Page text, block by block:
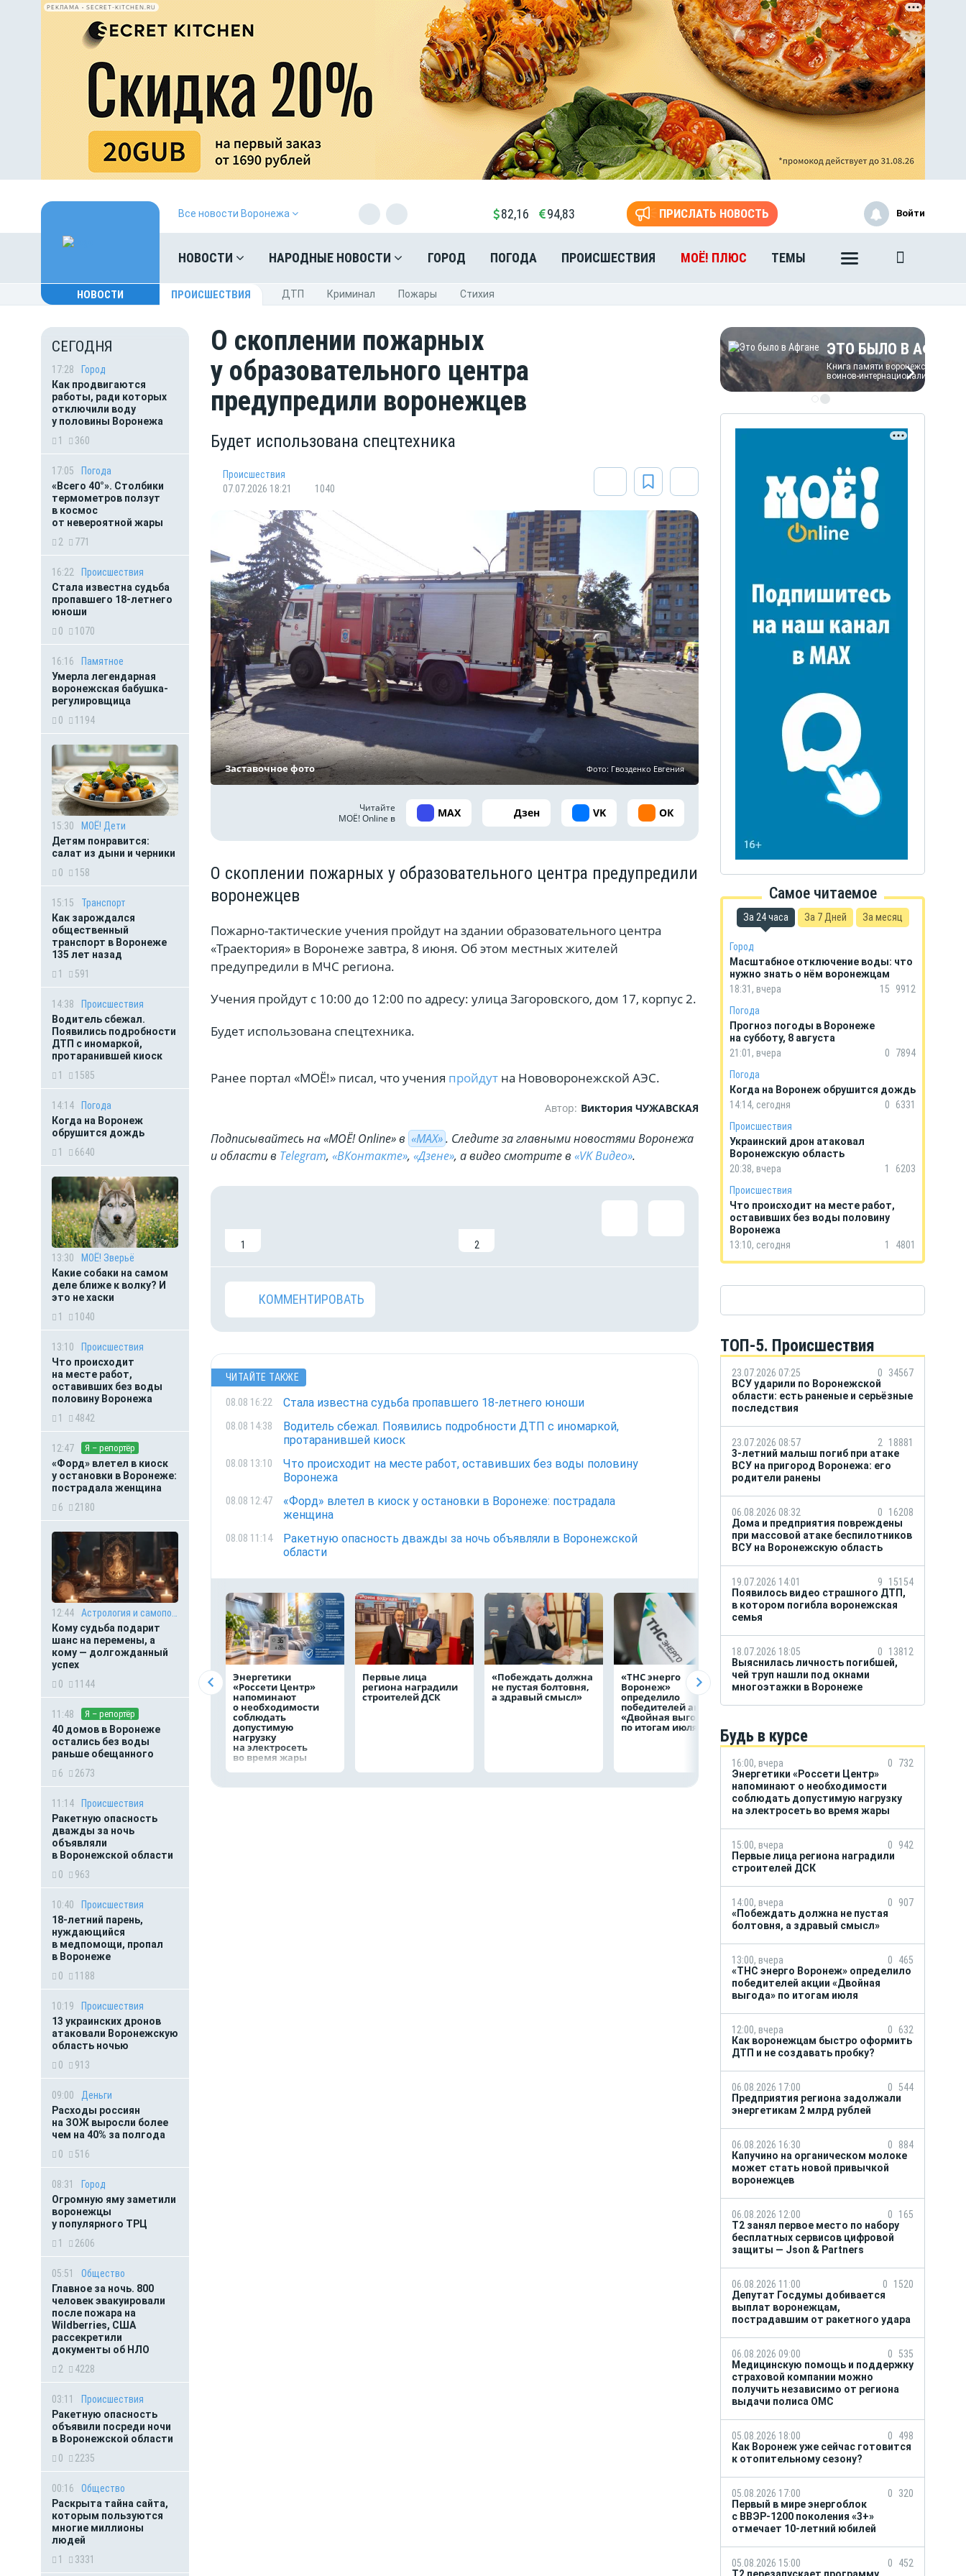
РЕКЛАМА • SECRET-KITCHEN.RU
Все новости Воронежа 82,16 94,83 ПРИСЛАТЬ НОВОСТЬ
НОВОСТИ НАРОДНЫЕ НОВОСТИ ГОРОД ПОГОДА ПРОИСШЕСТВИЯ МОЁ! ПЛЮС ТЕМЫ
Войти
НОВОСТИ ПРОИСШЕСТВИЯ ДТП Криминал Пожары Стихия
СЕГОДНЯ
17:28
Город
Как продвигаются
работы, ради которых
отключили воду
у половины Воронежа
1
360
17:05
Погода
«Всего 40°». Столбики
термометров ползут
в космос
от невероятной жары
2
771
16:22
Происшествия
Стала известна судьба
пропавшего 18-летнего
юноши
0
1070
16:16
Памятное
Умерла легендарная
воронежская бабушка-
регулировщица
0
1194
15:30
МОЁ! Дети
Детям понравится:
салат из дыни и черники
0
158
15:15
Транспорт
Как зарождался
общественный
транспорт в Воронеже
135 лет назад
1
591
14:38
Происшествия
Водитель сбежал.
Появились подробности
ДТП с иномаркой,
протаранившей киоск
1
1585
14:14
Погода
Когда на Воронеж
обрушится дождь
1
6640
13:30
МОЁ! Зверьё
Какие собаки на самом
деле ближе к волку? И
это не хаски
1
1040
13:10
Происшествия
Что происходит
на месте работ,
оставивших без воды
половину Воронежа
1
4842
12:47 Я – репортёр
«Форд» влетел в киоск
у остановки в Воронеже:
пострадала женщина
6
2180
12:44
Кому судьба подарит
шанс на перемены, а
кому — долгожданный
успех
0
1144
11:48 Я – репортёр
40 домов в Воронеже
остались без воды
раньше обещанного
6
2673
11:14
Происшествия
Ракетную опасность
дважды за ночь
объявляли
в Воронежской области
0
963
10:40
Происшествия
18-летний парень,
нуждающийся
в медпомощи, пропал
в Воронеже
0
1188
10:19
Происшествия
13 украинских дронов
атаковали Воронежскую
область ночью
0
913
09:00
Деньги
Расходы россиян
на ЗОЖ выросли более
чем на 40% за полгода
0
516
08:31
Город
Огромную яму заметили
воронежцы
у популярного ТРЦ
1
2606
05:51
Общество
Главное за ночь. 800
человек эвакуировали
после пожара на
Wildberries, США
рассекретили
документы об НЛО
2
4228
03:11
Происшествия
Ракетную опасность
объявили посреди ночи
в Воронежской области
0
2235
00:16
Общество
Раскрыта тайна сайта,
которым пользуются
многие миллионы
людей
1
3331
О скоплении пожарных
у образовательного центра
предупредили воронежцев
Будет использована спецтехника
Происшествия
07.07.2026 18:21
1040
Заставочное фото Фото: Гвозденко Евгения
Читайте
МОЁ! Online в
MAX Дзен VK ОК
О скоплении пожарных у образовательного центра предупредили
воронежцев
Пожарно-тактические учения пройдут на здании образовательного центра
«Траектория» в Воронеже завтра, 8 июня. Об этом местных жителей
предупредили в МЧС региона.
Учения пройдут с 10:00 до 12:00 по адресу: улица Загоровского, дом 17, корпус 2.
Будет использована спецтехника.
Ранее портал «МОЁ!» писал, что учения пройдут на Нововоронежской АЭС.
Автор: Виктория ЧУЖАВСКАЯ
Подписывайтесь на «МОЁ! Online» в «МАХ». Cледите за главными новостями Воронежа
и области в Telegram, «ВКонтакте», «Дзене», а видео смотрите в «VK Видео».
1 2
КОММЕНТИРОВАТЬ
ЧИТАЙТЕ ТАКЖЕ
08.08 16:22 Стала известна судьба пропавшего 18-летнего юноши
08.08 14:38
Водитель сбежал. Появились подробности ДТП с иномаркой,
протаранившей киоск
08.08 13:10
Что происходит на месте работ, оставивших без воды половину
Воронежа
08.08 12:47
«Форд» влетел в киоск у остановки в Воронеже: пострадала
женщина
08.08 11:14
Ракетную опасность дважды за ночь объявляли в Воронежской
области
Энергетики
«Россети Центр»
напоминают
о необходимости
соблюдать
допустимую
нагрузку
на электросеть
во время жары
Первые лица
региона наградили
строителей ДСК
«Побеждать должна
не пустая болтовня,
а здравый смысл»
«ТНС энерго
Воронеж»
определило
победителей акции
«Двойная выгода»
по итогам июля
Как воронежцам
быстро оформить
ДТП и не создавать
пробку? рублей
ЭТО БЫЛО В АФГАНЕ
Книга памяти воронежских
ЭТО БЫЛО В
Книга памяти воронежских
воинов-интернационалистов
ЭТО БЫЛО В АФГАНЕ
Книга памяти воронежских
воинов-интернационалистов
Самое читаемое
За 24 часа За 7 Дней За месяц
Город
Масштабное отключение воды: что
нужно знать о нём воронежцам
18:31, вчера
15
9912
Погода
Прогноз погоды в Воронеже
на субботу, 8 августа
21:01, вчера
0
7894
Погода
Когда на Воронеж обрушится дождь
14:14, сегодня
0
6331
Происшествия
Украинский дрон атаковал
Воронежскую область
20:38, вчера
1
6203
Происшествия
Что происходит на месте работ,
оставивших без воды половину
Воронежа
13:10, сегодня
1 4801
ТОП-5. Происшествия
23.07.2026 07:25 0
34567
ВСУ ударили по Воронежской
области: есть раненые и серьёзные
последствия
23.07.2026 08:57 2
18881
3-летний малыш погиб при атаке
ВСУ на пригород Воронежа: его
родители ранены
06.08.2026 08:32 0
16208
Дома и предприятия повреждены
при массовой атаке беспилотников
ВСУ на Воронежскую область
19.07.2026 14:01 9
15154
Появилось видео страшного ДТП,
в котором погибла воронежская
семья
18.07.2026 18:05 0
13812
Выяснилась личность погибшей,
чей труп нашли под окнами
многоэтажки в Воронеже
Будь в курсе
16:00, вчера 0
732
Энергетики «Россети Центр»
напоминают о необходимости
соблюдать допустимую нагрузку
на электросеть во время жары
15:00, вчера 0
942
Первые лица региона наградили
строителей ДСК
14:00, вчера 0
907
«Побеждать должна не пустая
болтовня, а здравый смысл»
13:00, вчера 0
465
«ТНС энерго Воронеж» определило
победителей акции «Двойная
выгода» по итогам июля
12:00, вчера 0
632
Как воронежцам быстро оформить
ДТП и не создавать пробку?
06.08.2026 17:00 0 544
Предприятия региона задолжали
энергетикам 2 млрд рублей
06.08.2026 16:30 0
884
Капучино на органическом молоке
может стать новой привычкой
воронежцев
06.08.2026 12:00 0
165
Т2 занял первое место по набору
бесплатных сервисов цифровой
защиты — Json & Partners
06.08.2026 11:00 0
1520
Депутат Госдумы добивается
выплат воронежцам,
пострадавшим от ракетного удара
06.08.2026 09:00 0 535
Медицинскую помощь и поддержку
страховой компании можно
получить независимо от региона
выдачи полиса ОМС
05.08.2026 18:00 0
498
Как Воронеж уже сейчас готовится
к отопительному сезону?
05.08.2026 17:00 0
320
Первый в мире энергоблок
с ВВЭР-1200 поколения «3+»
отмечает 10-летний юбилей
05.08.2026 15:00 0
452